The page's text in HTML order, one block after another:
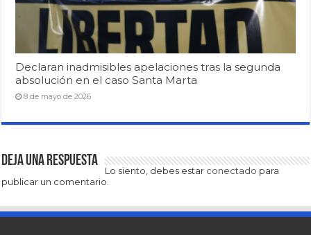
Declaran inadmisibles apelaciones tras la segunda
absolución en el caso Santa Marta
8 de mayo de 2026
Deja una respuesta
Lo siento, debes estar conectado para
publicar un comentario.